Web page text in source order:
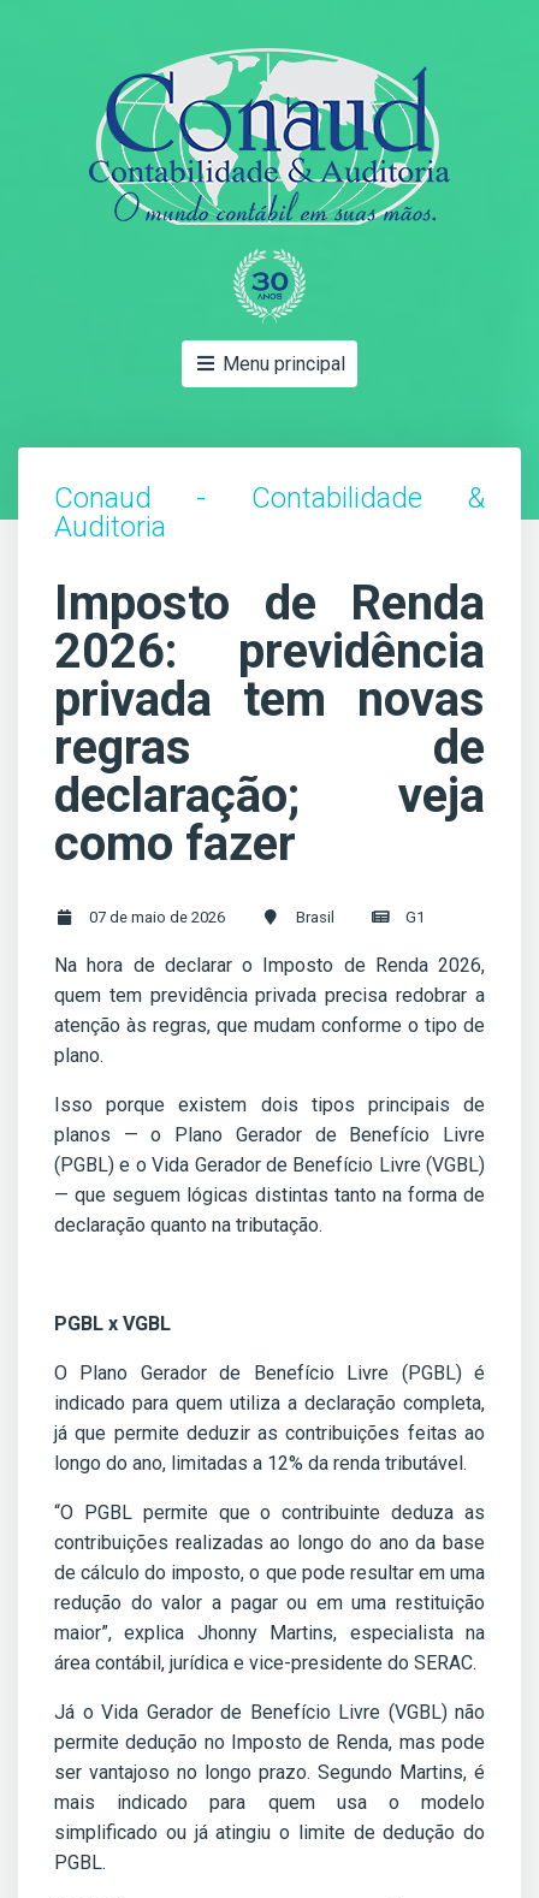
Menu principal
Conaud - Contabilidade &
Auditoria
Imposto de Renda
2026: previdência
privada tem novas
regras de
declaração; veja
como fazer
07 de maio de 2026 Brasil G1
Na hora de declarar o Imposto de Renda 2026,
quem tem previdência privada precisa redobrar a
atenção às regras, que mudam conforme o tipo de
plano.
Isso porque existem dois tipos principais de
planos — o Plano Gerador de Benefício Livre
(PGBL) e o Vida Gerador de Benefício Livre (VGBL)
— que seguem lógicas distintas tanto na forma de
declaração quanto na tributação.
PGBL x VGBL
O Plano Gerador de Benefício Livre (PGBL) é
indicado para quem utiliza a declaração completa,
já que permite deduzir as contribuições feitas ao
longo do ano, limitadas a 12% da renda tributável.
“O PGBL permite que o contribuinte deduza as
contribuições realizadas ao longo do ano da base
de cálculo do imposto, o que pode resultar em uma
redução do valor a pagar ou em uma restituição
maior”, explica Jhonny Martins, especialista na
área contábil, jurídica e vice-presidente do SERAC.
Já o Vida Gerador de Benefício Livre (VGBL) não
permite dedução no Imposto de Renda, mas pode
ser vantajoso no longo prazo. Segundo Martins, é
mais indicado para quem usa o modelo
simplificado ou já atingiu o limite de dedução do
PGBL.